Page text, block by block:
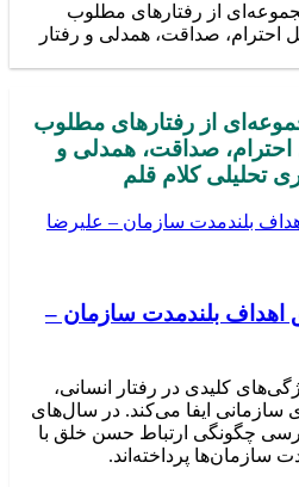
از رفتارهای مطلوب
احترام، صداقت، همدلی و رفتار
از رفتارهای مطلوب
صداقت، همدلی و
تحلیلی کلام قلم
بلندمدت سازمان –
کلیدی در رفتار انسانی،
ایفا می‌کند. در سال‌های
چگونگی ارتباط حسن خلق با
سازمان‌ها پرداخته‌اند.